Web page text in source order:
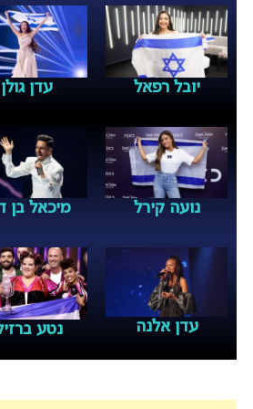
יובל רפאל עדן גולן
נועה קירל מיכאל בן
עדן אלנה נטע